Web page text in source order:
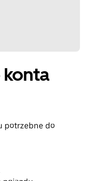
potrzebne do